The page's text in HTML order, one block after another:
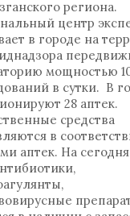
региона.
центр
в городе на
мощностью
в сутки. В
28 аптек.
средства
в
аптек. На